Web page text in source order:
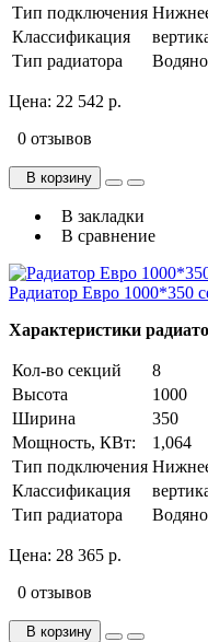
Тип подключения
Классификация
Тип радиатора
Цена: 22 542 р.
0 отзывов
В корзину
В закладки
В сравнение
Радиатор Евро 1000*350
Характеристики
Кол-во секций
8
Высота
1000
Ширина
350
Мощность, КВт:
1,064
Тип подключения
Классификация
Тип радиатора
Цена: 28 365 р.
0 отзывов
В корзину